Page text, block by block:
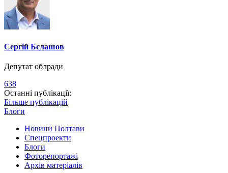
Сергій Бєлашов
Депутат облради
638
Останні публікації:
Більше публікацій
Блоги
Новини Полтави
Спецпроекти
Блоги
Фоторепортажі
Архів матеріалів